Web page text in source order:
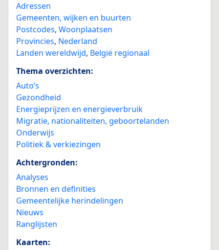
Adressen
Gemeenten, wijken en buurten
Postcodes, Woonplaatsen
Provincies, Nederland
Landen wereldwijd, België regionaal
Thema overzichten:
Auto’s
Gezondheid
Energieprijzen en energieverbruik
Migratie, nationaliteiten, geboortelanden
Onderwijs
Politiek & verkiezingen
Achtergronden:
Analyses
Bronnen en definities
Gemeentelijke herindelingen
Nieuws
Ranglijsten
Kaarten: